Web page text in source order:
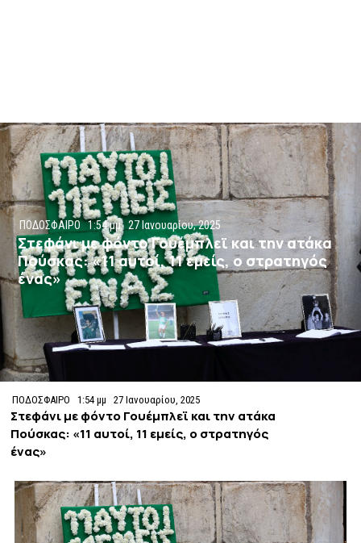
ΠΟΔΟΣΦΑΙΡΟ 1:54 μμ 27 Ιανουαρίου, 2025
Στεφάνι με φόντο Γουέμπλεϊ και την ατάκα
Πούσκας: «11 αυτοί, 11 εμείς, ο στρατηγός
ένας»
ΠΟΔΟΣΦΑΙΡΟ 1:54 μμ 27 Ιανουαρίου, 2025
Στεφάνι με φόντο Γουέμπλεϊ και την ατάκα
Πούσκας: «11 αυτοί, 11 εμείς, ο στρατηγός
ένας»